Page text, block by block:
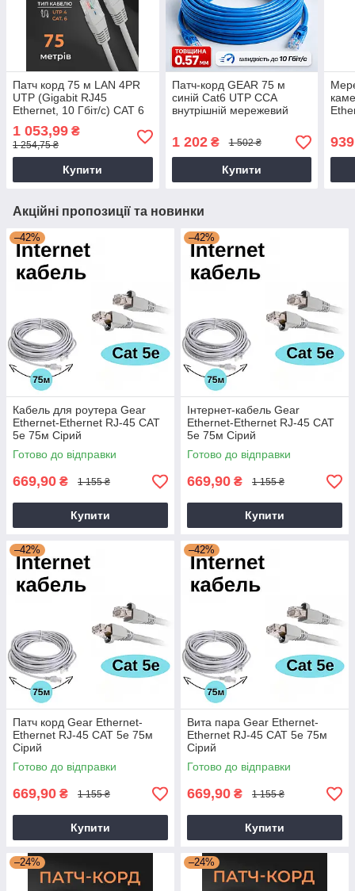
Патч корд 75 м LAN 4PR
UTP (Gigabit RJ45
Ethernet, 10 Гбіт/с) CAT 6
Gear PK-6E1WH
1 053,99 ₴
1 254,75 ₴
Купити
Патч-корд GEAR 75 м
синій Cat6 UTP CCA
внутрішній мережевий
інтернету ПК роутера
Smart TV та офісу
1 202₴ 1 502 ₴
Купити
Акційні пропозиції та новинки
–42%
Кабель для роутера Gear
Ethernet-Ethernet RJ-45 CAT
5е 75м Сірий
Готово до відправки
669,90 ₴ 1 155 ₴
Купити
–42%
Інтернет-кабель Gear
Ethernet-Ethernet RJ-45 CAT
5е 75м Сірий
Готово до відправки
669,90 ₴ 1 155 ₴
Купити
–42%
Патч корд Gear Ethernet-
Ethernet RJ-45 CAT 5е 75м
Сірий
Готово до відправки
669,90 ₴ 1 155 ₴
Купити
–42%
Вита пара Gear Ethernet-
Ethernet RJ-45 CAT 5е 75м
Сірий
Готово до відправки
669,90 ₴ 1 155 ₴
Купити
–24% –24%